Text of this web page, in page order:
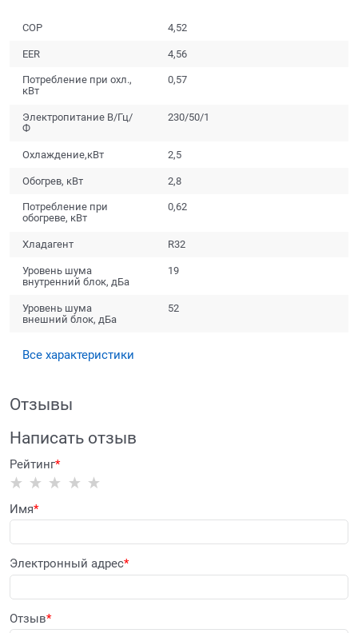
COP 4,52
EER 4,56
Потребление при охл.,
кВт
0,57
Электропитание В/Гц/
Ф
230/50/1
Охлаждение,кВт 2,5
Обогрев, кВт 2,8
Потребление при
обогреве, кВт
0,62
Хладагент R32
Уровень шума
внутренний блок, дБа
19
Уровень шума
внешний блок, дБа
52
Все характеристики
Отзывы
Написать отзыв
Рейтинг
Имя
Электронный адрес
Отзыв